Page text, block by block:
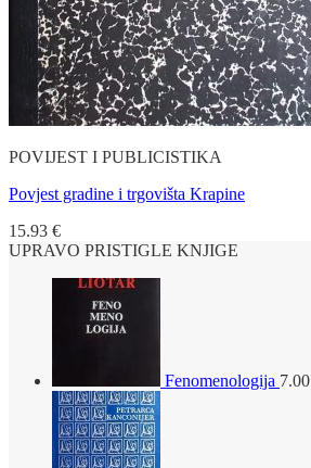
POVIJEST I PUBLICISTIKA
Povjest gradine i trgovišta Krapine
15.93 €
UPRAVO PRISTIGLE KNJIGE
Fenomenologija 7.00